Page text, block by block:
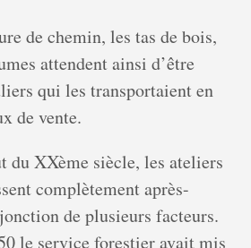
de chemin, les tas de bois,
attendent ainsi d’être
qui les transportaient en
de vente.
du XXème siècle, les ateliers
complètement après-
de plusieurs facteurs.
le service forestier avait mis